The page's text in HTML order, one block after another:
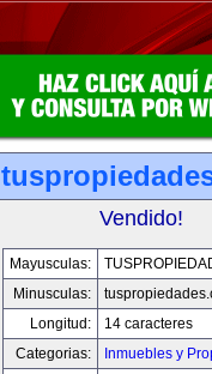
Vendido!
Mayusculas:
Minusculas:
Longitud:
14 caracteres
Categorias:
Inmuebles y